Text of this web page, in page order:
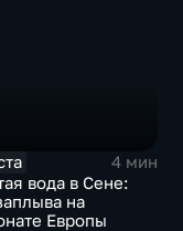
4 мин
вода в Сене:
на
Европы